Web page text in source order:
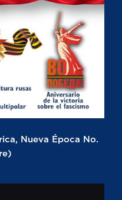
Nueva Época No.